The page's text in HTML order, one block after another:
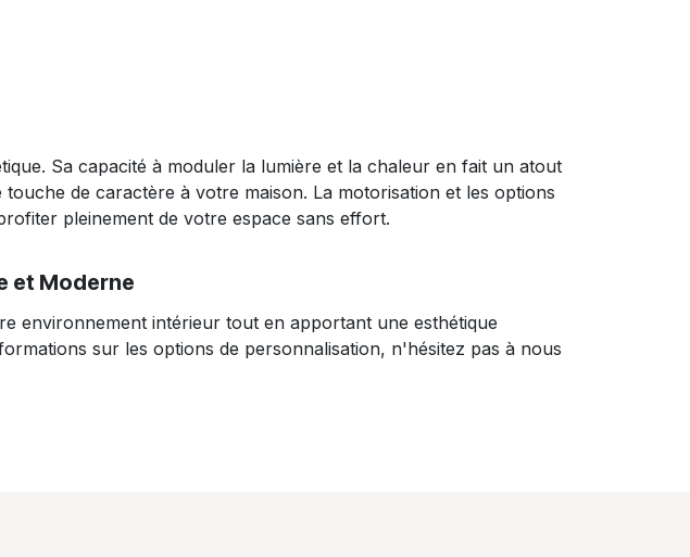
Sa capacité à moduler la lumière et la chaleur en fait un atout
de caractère à votre maison. La motorisation et les options
pleinement de votre espace sans effort.
et Moderne
environnement intérieur tout en apportant une esthétique
sur les options de personnalisation, n'hésitez pas à nous